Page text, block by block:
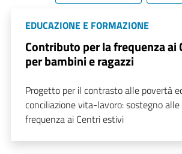
EDUCAZIONE E FORMAZIONE
Contributo per la frequenza ai
per bambini e ragazzi
Progetto per il contrasto alle povertà
conciliazione vita-lavoro: sostegno
frequenza ai Centri estivi